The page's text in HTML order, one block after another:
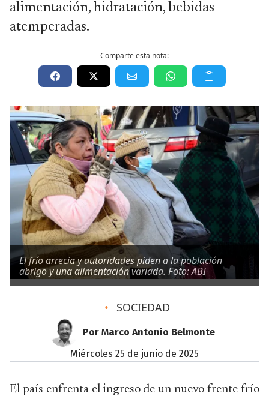
alimentación, hidratación, bebidas
atemperadas.
Comparte esta nota:
El frío arrecia y autoridades piden a la población
abrigo y una alimentación variada. Foto: ABI
• SOCIEDAD
Por Marco Antonio Belmonte
miércoles 25 de junio de 2025
El país enfrenta el ingreso de un nuevo frente frío